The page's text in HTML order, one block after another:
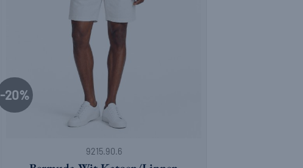
-20%
9215.90.6